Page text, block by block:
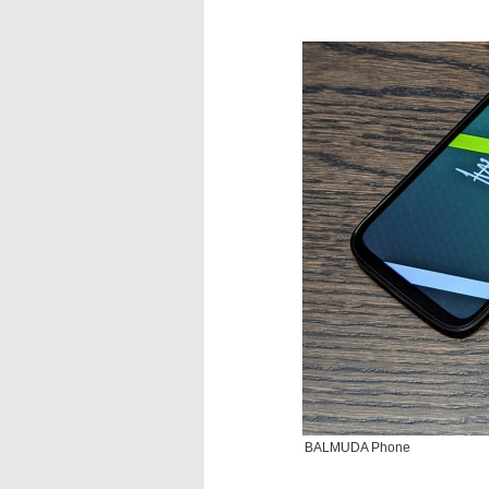
BALMUDA Phone